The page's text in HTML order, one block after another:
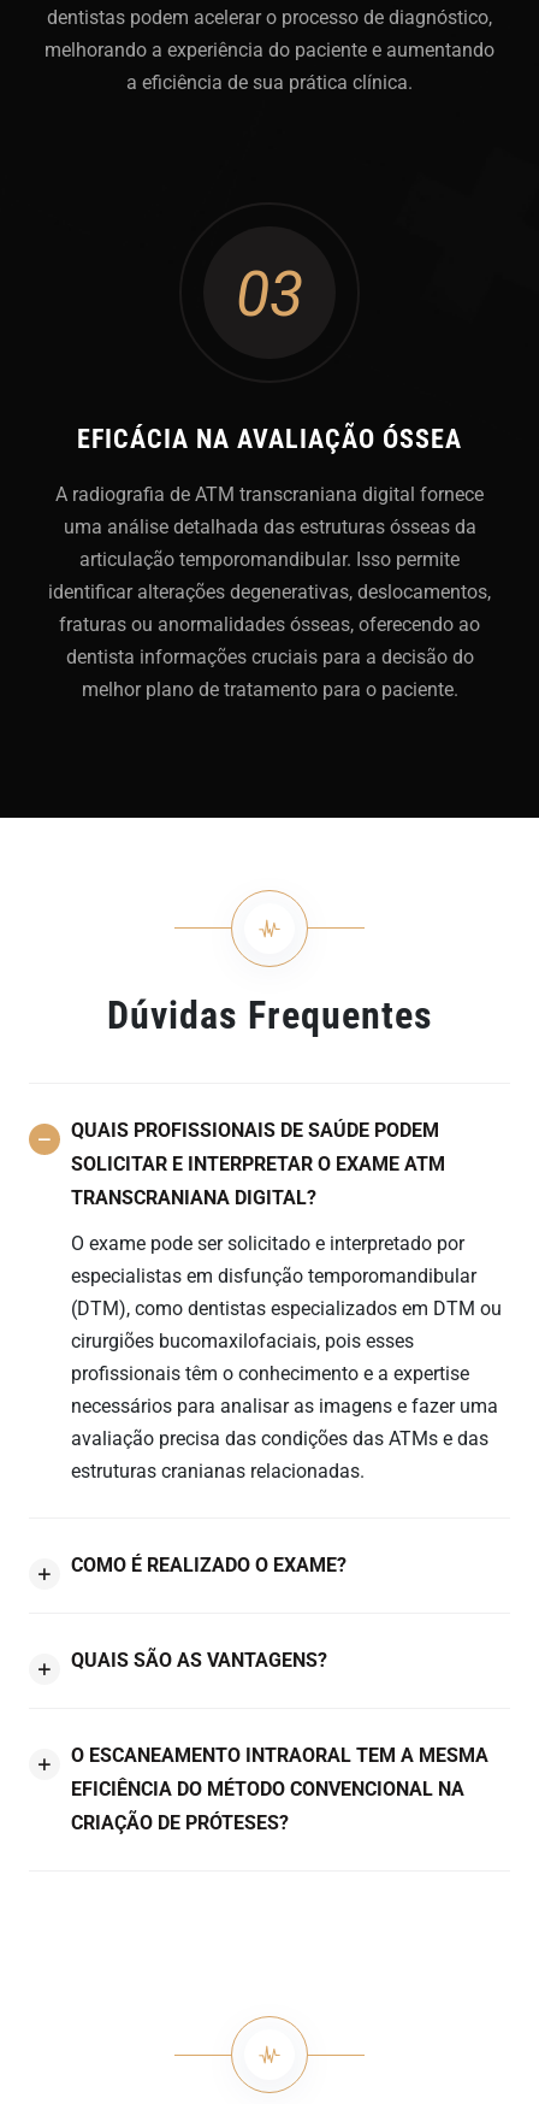
dentistas podem acelerar o processo de diagnóstico,
melhorando a experiência do paciente e aumentando
a eficiência de sua prática clínica.
03
EFICÁCIA NA AVALIAÇÃO ÓSSEA
A radiografia de ATM transcraniana digital fornece
uma análise detalhada das estruturas ósseas da
articulação temporomandibular. Isso permite
identificar alterações degenerativas, deslocamentos,
fraturas ou anormalidades ósseas, oferecendo ao
dentista informações cruciais para a decisão do
melhor plano de tratamento para o paciente.
Dúvidas Frequentes
QUAIS PROFISSIONAIS DE SAÚDE PODEM
SOLICITAR E INTERPRETAR O EXAME ATM
TRANSCRANIANA DIGITAL?
O exame pode ser solicitado e interpretado por
especialistas em disfunção temporomandibular
(DTM), como dentistas especializados em DTM ou
cirurgiões bucomaxilofaciais, pois esses
profissionais têm o conhecimento e a expertise
necessários para analisar as imagens e fazer uma
avaliação precisa das condições das ATMs e das
estruturas cranianas relacionadas.
COMO É REALIZADO O EXAME?
QUAIS SÃO AS VANTAGENS?
O ESCANEAMENTO INTRAORAL TEM A MESMA
EFICIÊNCIA DO MÉTODO CONVENCIONAL NA
CRIAÇÃO DE PRÓTESES?